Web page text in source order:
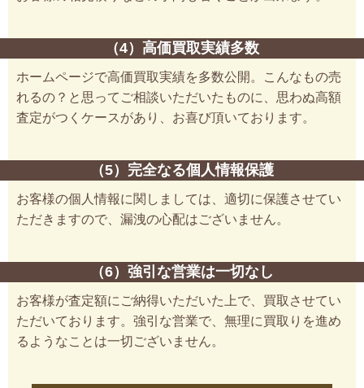
（4）高価買取実績多数
ホームページで高価買取実績を多数公開。こんなもの売
れるの？と思ってご相談いただいたものに、思わぬ高額
査定がつくケースがあり、お喜び頂いております。
（5）完全なる個人情報保護
お客様の個人情報に関しましては、適切に保護させてい
ただきますので、漏洩の心配はございません。
（6）強引な営業は一切なし
お客様が査定額にご納得いただいた上で、買取させてい
ただいております。強引な営業で、無理に買取りを進め
るようなことは一切ございません。